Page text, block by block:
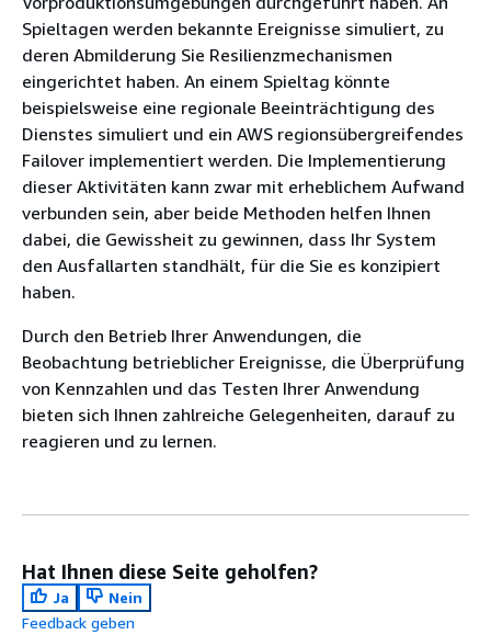
Spieltagen werden bekannte Ereignisse simuliert, zu
deren Abmilderung Sie Resilienzmechanismen
eingerichtet haben. An einem Spieltag könnte
beispielsweise eine regionale Beeinträchtigung des
Dienstes simuliert und ein AWS regionsübergreifendes
Failover implementiert werden. Die Implementierung
dieser Aktivitäten kann zwar mit erheblichem Aufwand
verbunden sein, aber beide Methoden helfen Ihnen
dabei, die Gewissheit zu gewinnen, dass Ihr System
den Ausfallarten standhält, für die Sie es konzipiert
haben.
Durch den Betrieb Ihrer Anwendungen, die
Beobachtung betrieblicher Ereignisse, die Überprüfung
von Kennzahlen und das Testen Ihrer Anwendung
bieten sich Ihnen zahlreiche Gelegenheiten, darauf zu
reagieren und zu lernen.
Hat Ihnen diese Seite geholfen?
Ja
Nein
Feedback geben